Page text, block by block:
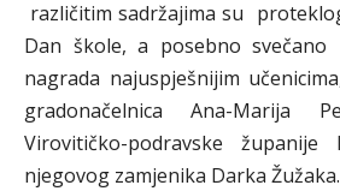
različitim sadržajima su
Dan škole, a posebno
nagrada najuspješnijim
gradonačelnica Ana-Marija
Virovitičko-podravske
njegovog zamjenika Darka Žužaka.